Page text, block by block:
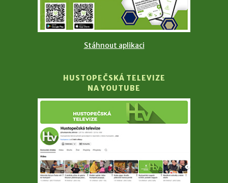
Stáhnout aplikaci
HUSTOPEČSKÁ TELEVIZE
NA YOUTUBE